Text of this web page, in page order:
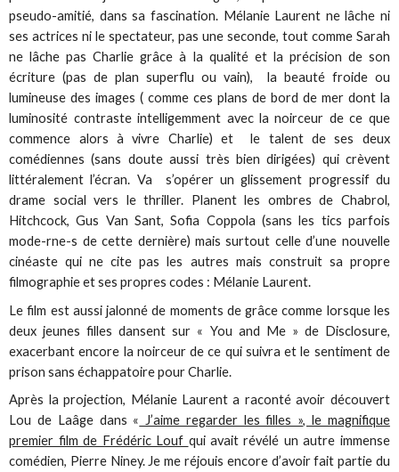
pseudo-amitié, dans sa fascination. Mélanie Laurent ne lâche ni
ses actrices ni le spectateur, pas une seconde, tout comme Sarah
ne lâche pas Charlie grâce à la qualité et la précision de son
écriture (pas de plan superflu ou vain), la beauté froide ou
lumineuse des images ( comme ces plans de bord de mer dont la
luminosité contraste intelligemment avec la noirceur de ce que
commence alors à vivre Charlie) et le talent de ses deux
comédiennes (sans doute aussi très bien dirigées) qui crèvent
littéralement l’écran. Va s’opérer un glissement progressif du
drame social vers le thriller. Planent les ombres de Chabrol,
Hitchcock, Gus Van Sant, Sofia Coppola (sans les tics parfois
mode-rne-s de cette dernière) mais surtout celle d’une nouvelle
cinéaste qui ne cite pas les autres mais construit sa propre
filmographie et ses propres codes : Mélanie Laurent.
Le film est aussi jalonné de moments de grâce comme lorsque les
deux jeunes filles dansent sur « You and Me » de Disclosure,
exacerbant encore la noirceur de ce qui suivra et le sentiment de
prison sans échappatoire pour Charlie.
Après la projection, Mélanie Laurent a raconté avoir découvert
Lou de Laâge dans « J’aime regarder les filles », le magnifique
premier film de Frédéric Louf qui avait révélé un autre immense
comédien, Pierre Niney. Je me réjouis encore d’avoir fait partie du